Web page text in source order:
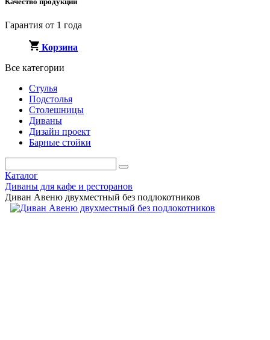
Гарантия от 1 года
Корзина
Все категории
Стулья
Подстолья
Столешницы
Диваны
Дизайн проект
Барные стойки
Каталог
Диваны для кафе и ресторанов
Диван Авеню двухместный без подлокотников